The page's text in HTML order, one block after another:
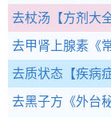
去杖汤 【方剂大
去甲肾上腺素 《
去质状态 【疾病
去黑子方 《外台